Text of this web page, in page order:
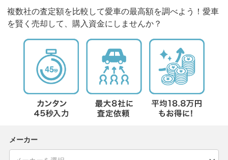
複数社の査定額を比較して愛車の最高額を調べよう！愛車
を賢く売却して、購入資金にしませんか？
メーカー